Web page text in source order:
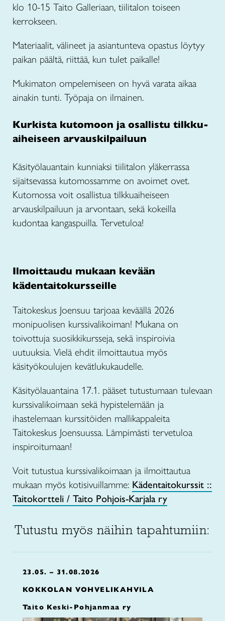
klo 10-15 Taito Galleriaan, tiilitalon toiseen
kerrokseen.
Materiaalit, välineet ja asiantunteva opastus löytyy
paikan päältä, riittää, kun tulet paikalle!
Mukimaton ompelemiseen on hyvä varata aikaa
ainakin tunti. Työpaja on ilmainen.
Kurkista kutomoon ja osallistu tilkku-
aiheiseen arvauskilpailuun
Käsityölauantain kunniaksi tiilitalon yläkerrassa
sijaitsevassa kutomossamme on avoimet ovet.
Kutomossa voit osallistua tilkkuaiheiseen
arvauskilpailuun ja arvontaan, sekä kokeilla
kudontaa kangaspuilla. Tervetuloa!
Ilmoittaudu mukaan kevään
kädentaitokursseille
Taitokeskus Joensuu tarjoaa keväällä 2026
monipuolisen kurssivalikoiman! Mukana on
toivottuja suosikkikursseja, sekä inspiroivia
uutuuksia. Vielä ehdit ilmoittautua myös
käsityökoulujen kevätlukukaudelle.
Käsityölauantaina 17.1. pääset tutustumaan tulevaan
kurssivalikoimaan sekä hypistelemään ja
ihastelemaan kurssitöiden mallikappaleita
Taitokeskus Joensuussa. Lämpimästi tervetuloa
inspiroitumaan!
Voit tutustua kurssivalikoimaan ja ilmoittautua
mukaan myös kotisivuillamme: Kädentaitokurssit ::
Taitokortteli / Taito Pohjois-Karjala ry
Tutustu myös näihin tapahtumiin:
23.05. – 31.08.2026
KOKKOLAN VOHVELIKAHVILA
Taito Keski-Pohjanmaa ry